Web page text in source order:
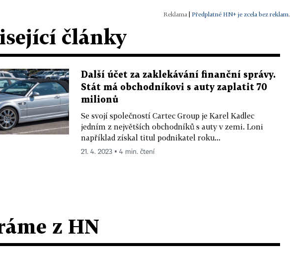
| Předplatné HN+ je zcela bez reklam.
články
Další účet za zaklekávání finanční správy.
Stát má obchodníkovi s auty zaplatit 70
milionů
Se svojí společností Cartec Group je Karel Kadlec
jedním z největších obchodníků s auty v zemi. Loni
například získal titul podnikatel roku...
21. 4. 2023 ▪ 4 min. čtení
z HN